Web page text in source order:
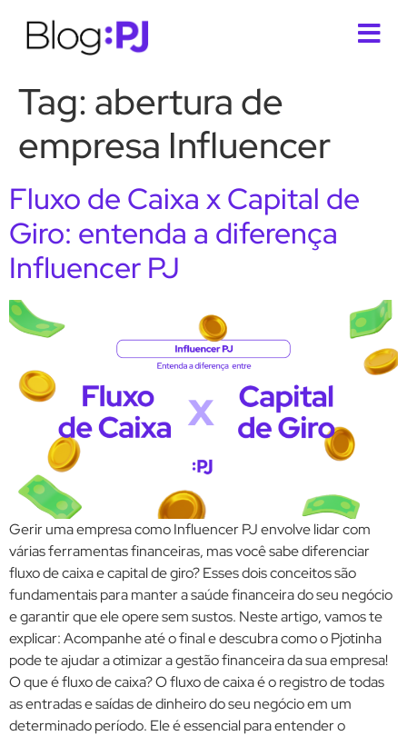
Tag: abertura de
empresa Influencer
Fluxo de Caixa x Capital de
Giro: entenda a diferença
Influencer PJ
Gerir uma empresa como Influencer PJ envolve lidar com
várias ferramentas financeiras, mas você sabe diferenciar
fluxo de caixa e capital de giro? Esses dois conceitos são
fundamentais para manter a saúde financeira do seu negócio
e garantir que ele opere sem sustos. Neste artigo, vamos te
explicar: Acompanhe até o final e descubra como o Pjotinha
pode te ajudar a otimizar a gestão financeira da sua empresa!
O que é fluxo de caixa? O fluxo de caixa é o registro de todas
as entradas e saídas de dinheiro do seu negócio em um
determinado período. Ele é essencial para entender o